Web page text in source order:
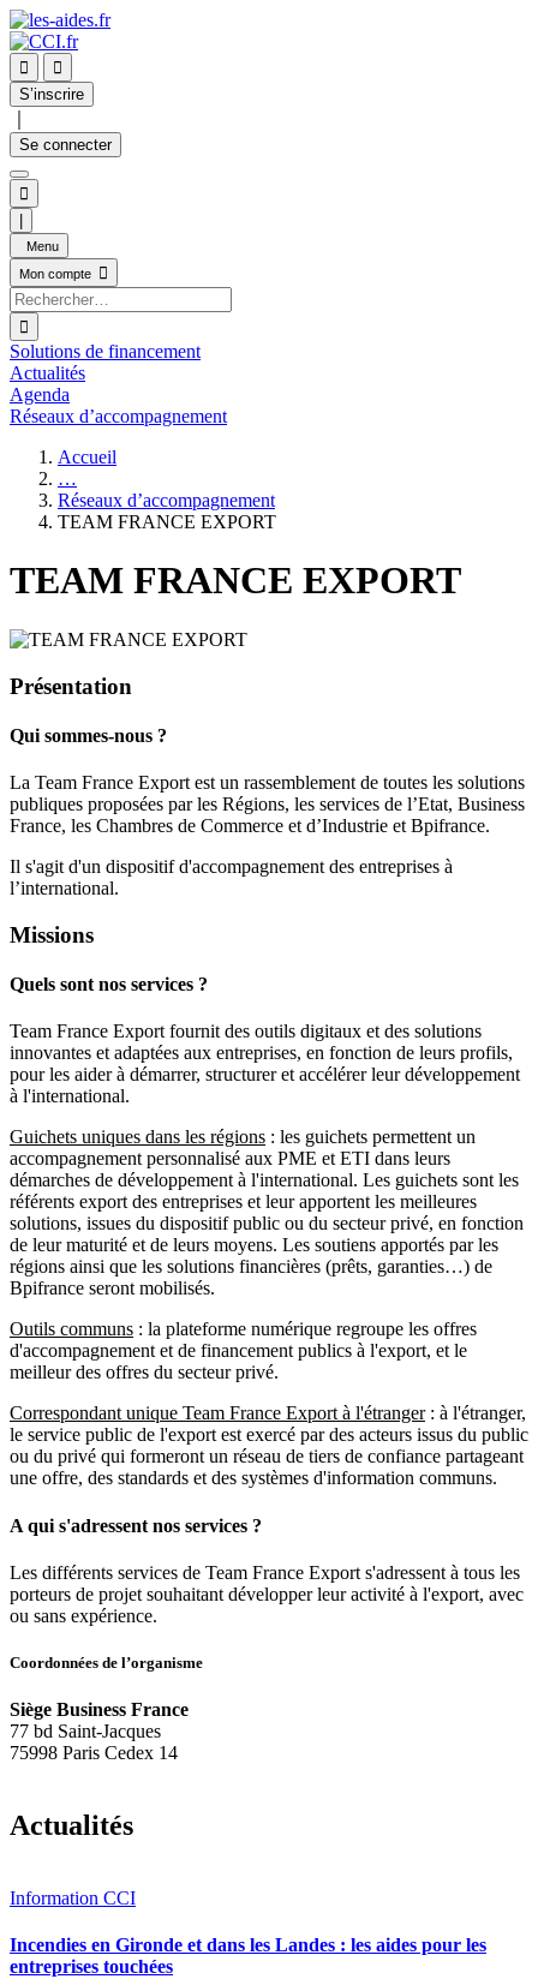


S’inscrire
Se connecter

Menu
Mon compte


Solutions de financement
Actualités
Agenda
Réseaux d’accompagnement
Accueil
…
Réseaux d’accompagnement
TEAM FRANCE EXPORT
TEAM FRANCE EXPORT
Présentation
Qui sommes-nous ?
La Team France Export est un rassemblement de toutes les solutions
publiques proposées par les Régions, les services de l’Etat, Business
France, les Chambres de Commerce et d’Industrie et Bpifrance.
Il s'agit d'un dispositif d'accompagnement des entreprises à
l’international.
Missions
Quels sont nos services ?
Team France Export fournit des outils digitaux et des solutions
innovantes et adaptées aux entreprises, en fonction de leurs profils,
pour les aider à démarrer, structurer et accélérer leur développement
à l'international.
Guichets uniques dans les régions : les guichets permettent un
accompagnement personnalisé aux PME et ETI dans leurs
démarches de développement à l'international. Les guichets sont les
référents export des entreprises et leur apportent les meilleures
solutions, issues du dispositif public ou du secteur privé, en fonction
de leur maturité et de leurs moyens. Les soutiens apportés par les
régions ainsi que les solutions financières (prêts, garanties…) de
Bpifrance seront mobilisés.
Outils communs : la plateforme numérique regroupe les offres
d'accompagnement et de financement publics à l'export, et le
meilleur des offres du secteur privé.
Correspondant unique Team France Export à l'étranger: à l'étranger,
le service public de l'export est exercé par des acteurs issus du public
ou du privé qui formeront un réseau de tiers de confiance partageant
une offre, des standards et des systèmes d'information communs.
A qui s'adressent nos services ?
Les différents services de Team France Export s'adressent à tous les
porteurs de projet souhaitant développer leur activité à l'export, avec
ou sans expérience.
Coordonnées de l’organisme
Siège Business France
77 bd Saint-Jacques
75998 Paris Cedex 14
Actualités
Information CCI
Incendies en Gironde et dans les Landes : les aides pour les
entreprises touchées